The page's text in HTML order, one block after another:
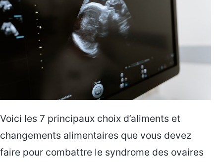
Voici les 7 principaux choix d’aliments et
changements alimentaires que vous devez
faire pour combattre le syndrome des ovaires